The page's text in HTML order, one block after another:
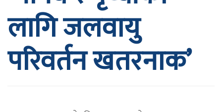
लागि जलवायु
परिवर्तन खतरनाक’